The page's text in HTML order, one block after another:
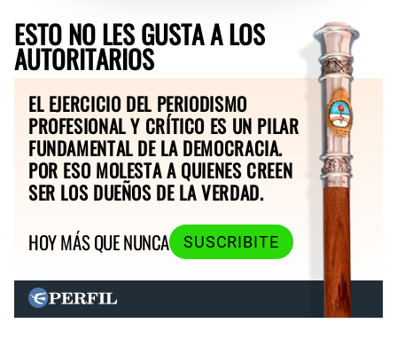
ESTO NO LES GUSTA A LOS
AUTORITARIOS
EL EJERCICIO DEL PERIODISMO
PROFESIONAL Y CRÍTICO ES UN PILAR
FUNDAMENTAL DE LA DEMOCRACIA.
POR ESO MOLESTA A QUIENES CREEN
SER LOS DUEÑOS DE LA VERDAD.
HOY MÁS QUE NUNCA
SUSCRIBITE